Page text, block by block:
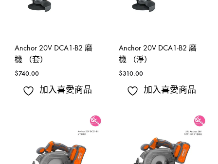
Anchor 20V DCA1-B2 磨
機 （套）
$740.00
加入喜愛商品
Anchor 20V DCA1-B2 磨
機 （淨）
$310.00
加入喜愛商品